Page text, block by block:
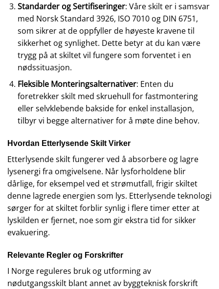
Standarder og Sertifiseringer: Våre skilt er i samsvar
med Norsk Standard 3926, ISO 7010 og DIN 6751,
som sikrer at de oppfyller de høyeste kravene til
sikkerhet og synlighet. Dette betyr at du kan være
trygg på at skiltet vil fungere som forventet i en
nødssituasjon.
Fleksible Monteringsalternativer: Enten du
foretrekker skilt med skruehull for fastmontering
eller selvklebende bakside for enkel installasjon,
tilbyr vi begge alternativer for å møte dine behov.
Hvordan Etterlysende Skilt Virker
Etterlysende skilt fungerer ved å absorbere og lagre
lysenergi fra omgivelsene. Når lysforholdene blir
dårlige, for eksempel ved et strømutfall, frigir skiltet
denne lagrede energien som lys. Etterlysende teknologi
sørger for at skiltet forblir synlig i flere timer etter at
lyskilden er fjernet, noe som gir ekstra tid for sikker
evakuering.
Relevante Regler og Forskrifter
I Norge reguleres bruk og utforming av
nødutgangsskilt blant annet av byggteknisk forskrift